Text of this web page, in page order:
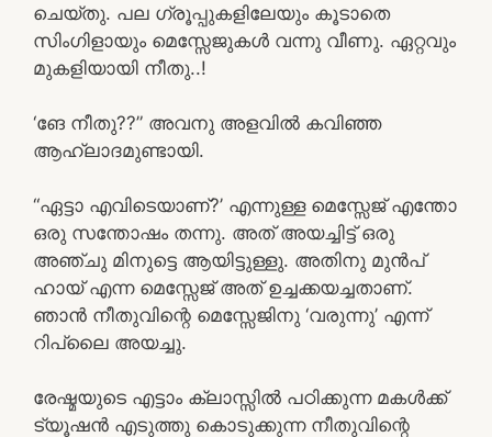
ചെയ്തു. പല ഗ്രൂപ്പുകളിലേയും കൂടാതെ
സിംഗിളായും മെസ്സേജുകൾ വന്നു വീണു. ഏറ്റവും
മുകളിയായി നീതു..!
‘ങേ നീതു??” അവനു അളവിൽ കവിഞ്ഞ
ആഹ്ലാദമുണ്ടായി.
“ഏട്ടാ എവിടെയാണ്?’ എന്നുള്ള മെസ്സേജ് എന്തോ
ഒരു സന്തോഷം തന്നു. അത് അയച്ചിട്ട് ഒരു
അഞ്ചു മിനുട്ടെ ആയിട്ടുള്ളു. അതിനു മുൻപ്
ഹായ് എന്ന മെസ്സേജ് അത് ഉച്ചക്കയച്ചതാണ്.
ഞാൻ നീതുവിന്റെ മെസ്സേജിനു ‘വരുന്നു’ എന്ന്
റിപ്ലൈ അയച്ചു.
രേഷ്മയുടെ എട്ടാം ക്ലാസ്സിൽ പഠിക്കുന്ന മകൾക്ക്
ട്യൂഷൻ എടുത്തു കൊടുക്കുന്ന നീതുവിന്റെ